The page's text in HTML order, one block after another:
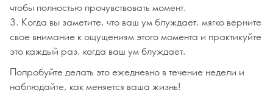
чтобы полностью прочувствовать момент.
3. Когда вы заметите, что ваш ум блуждает, мягко верните
свое внимание к ощущениям этого момента и практикуйте
это каждый раз, когда ваш ум блуждает.
Попробуйте делать это ежедневно в течение недели и
наблюдайте, как меняется ваша жизнь!